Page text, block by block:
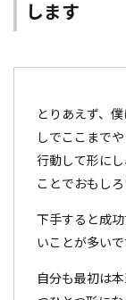
します
とりあえず、
しでここまで
行動して形に
ことでおもし
下手すると成
いことが多いで
自分も最初は